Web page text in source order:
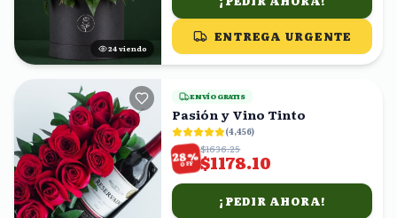
24 viendo
ENTREGA URGENTE
ENVÍO GRATIS
Pasión y Vino Tinto
(4,456)
28%
OFF
$1636.25
$1178.10
¡PEDIR AHORA!